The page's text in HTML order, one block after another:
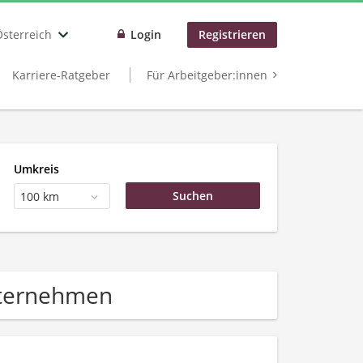
Login Registrieren
Karriere-Ratgeber Für Arbeitgeber:innen
Umkreis
100 km